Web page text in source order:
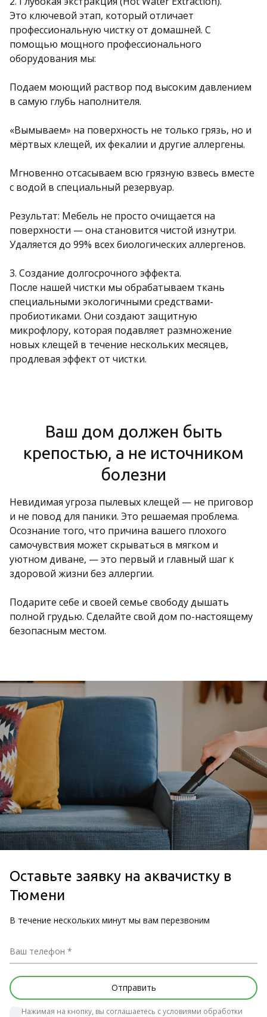
Это ключевой этап, который отличает
профессиональную чистку от домашней. С
помощью мощного профессионального
оборудования мы:
Подаем моющий раствор под высоким давлением
в самую глубь наполнителя.
«Вымываем» на поверхность не только грязь, но и
мёртвых клещей, их фекалии и другие аллергены.
Мгновенно отсасываем всю грязную взвесь вместе
с водой в специальный резервуар.
Результат: Мебель не просто очищается на
поверхности — она становится чистой изнутри.
Удаляется до 99% всех биологических аллергенов.
3. Создание долгосрочного эффекта.
После нашей чистки мы обрабатываем ткань
специальными экологичными средствами-
пробиотиками. Они создают защитную
микрофлору, которая подавляет размножение
новых клещей в течение нескольких месяцев,
продлевая эффект от чистки.
Ваш дом должен быть
крепостью, а не источником
болезни
Невидимая угроза пылевых клещей — не приговор
и не повод для паники. Это решаемая проблема.
Осознание того, что причина вашего плохого
самочувствия может скрываться в мягком и
уютном диване, — это первый и главный шаг к
здоровой жизни без аллергии.
Подарите себе и своей семье свободу дышать
полной грудью. Сделайте свой дом по-настоящему
безопасным местом.
Оставьте заявку на аквачистку в
Тюмени
В течение нескольких минут мы вам перезвоним
Ваш телефон
Нажимая на кнопку, вы соглашаетесь с условиями обработки